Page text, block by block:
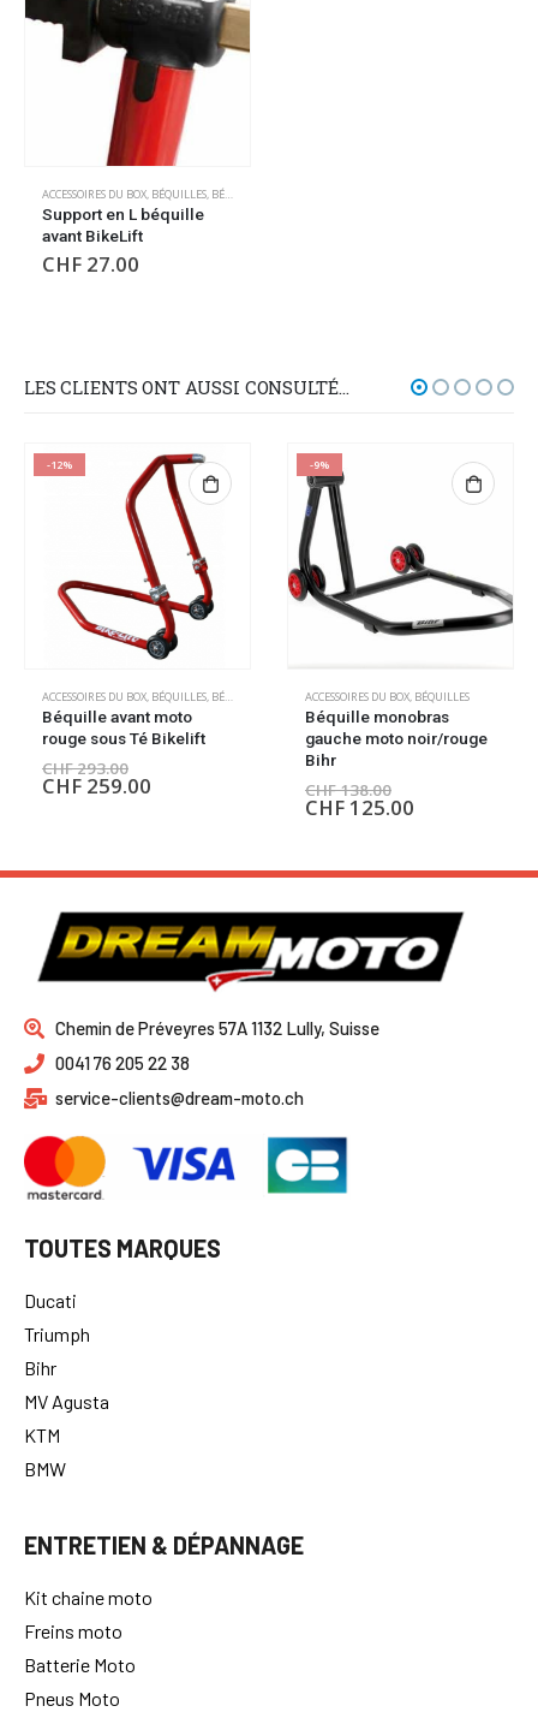
ACCESSOIRES DU BOX, BÉQUILLES, BÉQUILLES
Support en L béquille
avant BikeLift
CHF 27.00
LES CLIENTS ONT AUSSI CONSULTÉ…
-12%
ACCESSOIRES DU BOX, BÉQUILLES, BÉQUILLES OUTILLAGE
Béquille avant moto
rouge sous Té Bikelift
CHF293.00
CHF 259.00
-9%
ACCESSOIRES DU BOX, BÉQUILLES
Béquille monobras
gauche moto noir/rouge
Bihr
CHF138.00
CHF 125.00
Chemin de Préveyres 57A 1132 Lully, Suisse
0041 76 205 22 38
service-clients@dream-moto.ch
TOUTES MARQUES
Ducati
Triumph
Bihr
MV Agusta
KTM
BMW
ENTRETIEN & DÉPANNAGE
Kit chaine moto
Freins moto
Batterie Moto
Pneus Moto